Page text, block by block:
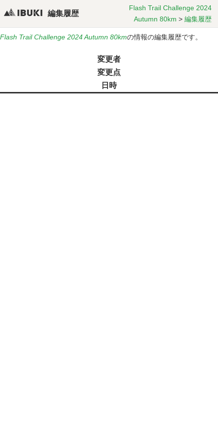
編集履歴
Flash Trail Challenge 2024
Autumn 80km >編集履歴
Flash Trail Challenge 2024 Autumn 80kmの情報の編集履歴です。
変更者
変更点
日時